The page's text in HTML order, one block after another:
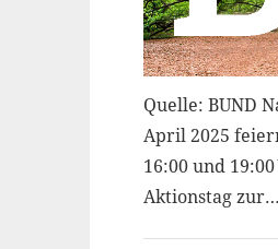
Quelle: BUND
April 2025
16:00 und
Aktionstag zur…